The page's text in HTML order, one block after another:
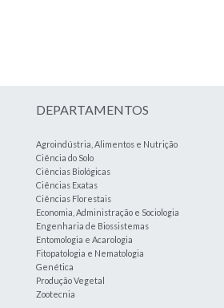
DEPARTAMENTOS
Agroindústria, Alimentos e Nutrição
Ciência do Solo
Ciências Biológicas
Ciências Exatas
Ciências Florestais
Economia, Administração e Sociologia
Engenharia de Biossistemas
Entomologia e Acarologia
Fitopatologia e Nematologia
Genética
Produção Vegetal
Zootecnia